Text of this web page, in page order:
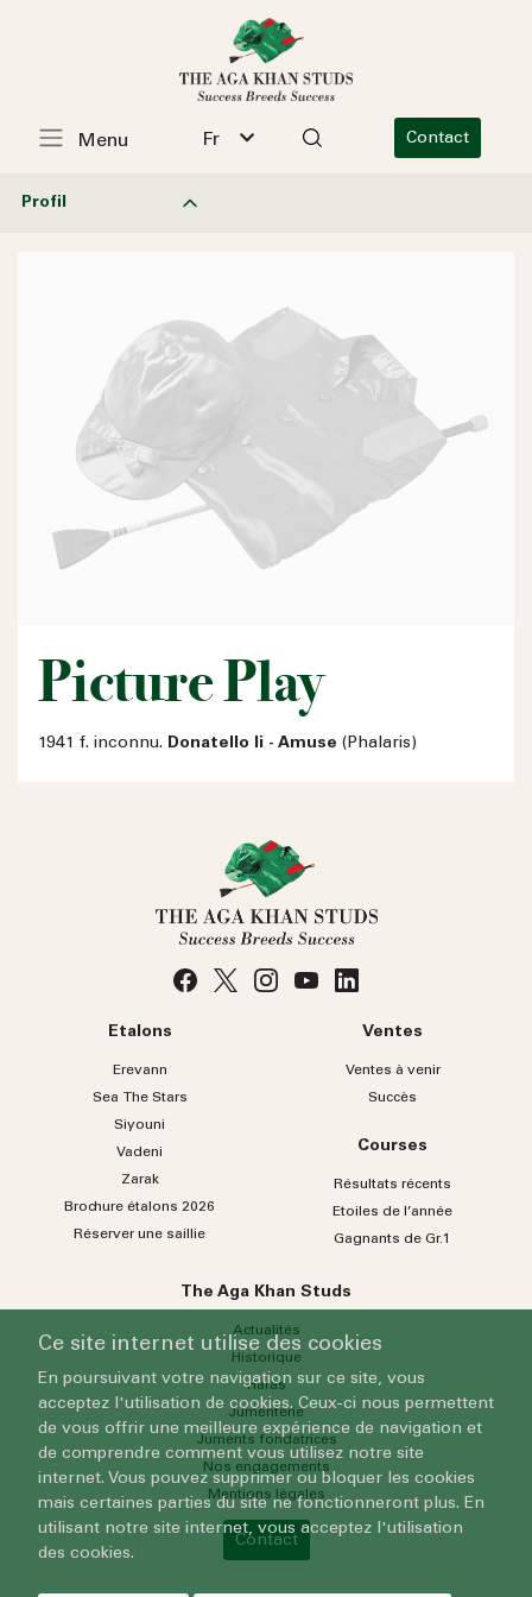
Fr Contact
Menu
Profil
Picture Play
1941 f. inconnu. Donatello Ii - Amuse (Phalaris)
Etalons
Erevann
Sea TheStars
Siyouni
Vadeni
Zarak
Brochure étalons 2026
Réserver une saillie
Ventes
Ventes à venir
Succès
Courses
Résultats récents
Etoiles de l’année
Gagnants de Gr.1
The Aga Khan Studs
Actualités
Historique
Haras
Jumenterie
Juments fondatrices
Nos engagements
Mentions légales
Contact
Ce site internet utilise des cookies
En poursuivant votre navigation sur ce site, vous
acceptez l'utilisation de cookies. Ceux-ci nous permettent
de vous offrir une meilleure expérience de navigation et
de comprendre comment vous utilisez notre site
internet. Vous pouvez supprimer ou bloquer les cookies
mais certaines parties du site ne fonctionneront plus. En
utilisant notre site internet, vous acceptez l'utilisation
des cookies.